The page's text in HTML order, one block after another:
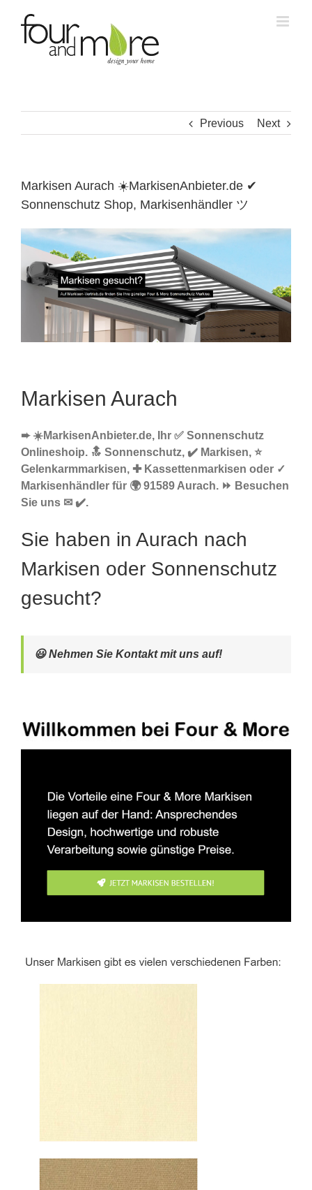
content
Previous Next
Markisen Aurach ☀️MarkisenAnbieter.de ✔
Sonnenschutz Shop, Markisenhändler ツ
Markisen Aurach
➨ ☀️MarkisenAnbieter.de, Ihr ✅ Sonnenschutz
Onlineshoip. 🔝 Sonnenschutz, ✔️ Markisen, ⭐
Gelenkarmmarkisen, ✚ Kassettenmarkisen oder ✓
Markisenhändler für 🌍 91589 Aurach. ⏩ Besuchen
Sie uns ✉ ✔️.
Sie haben in Aurach nach
Markisen oder Sonnenschutz
gesucht?
😃 Nehmen Sie Kontakt mit uns auf!